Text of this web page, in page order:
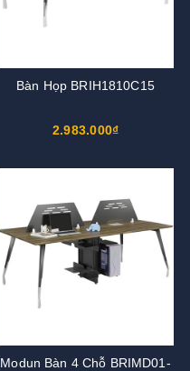
Bàn Họp BRIH1810C15
2.983.000₫
Modun Bàn 4 Chỗ BRIMD01-